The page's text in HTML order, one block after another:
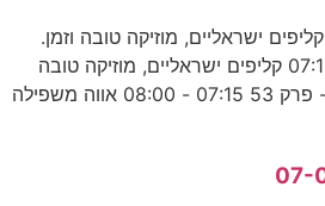
קליפ טיים 06:12 - 06:42 קליפים ישראליים, מוזיקה טובה וזמן.
ש.ח. קליפ טיים 06:42 - 07:15 קליפים ישראליים, מוזיקה טובה
וזמן. ש.ח. לאהוב עד מוות - פרק 53 07:15 - 08:00 אווה משפילה